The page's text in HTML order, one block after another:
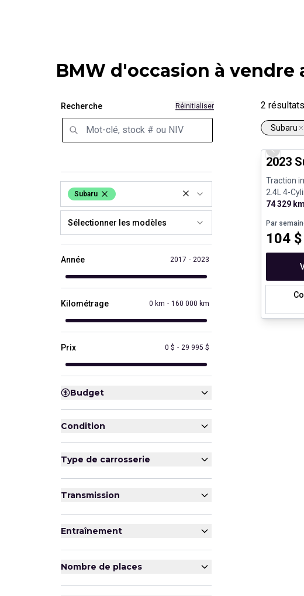
BMW d'occasion à vendre
Recherche Réinitialiser
Subaru
Sélectionner les modèles
Année 2017 - 2023
Kilométrage 0 km - 160 000 km
Prix 0 $ - 29 995 $
Budget
Condition
Type de carrosserie
Transmission
Entraînement
Nombre de places
2 résultats
Subaru
2023
Traction
2.4L 4-
74 329 km
Par
104 $